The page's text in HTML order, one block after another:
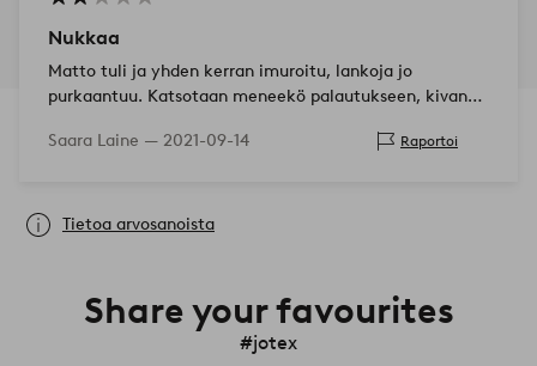
Nukkaa
Matto tuli ja yhden kerran imuroitu, lankoja jo
purkaantuu. Katsotaan meneekö palautukseen, kivan
Saara Laine — 2021-09-14 Raportoi
Tietoa arvosanoista
Share your favourites
#jotex